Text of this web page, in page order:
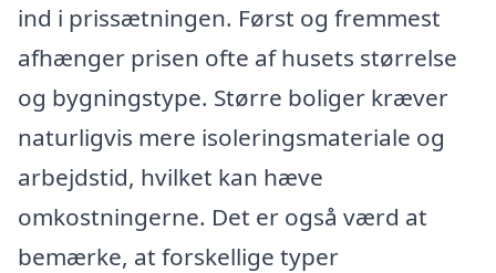
ind i prissætningen. Først og fremmest
afhænger prisen ofte af husets størrelse
og bygningstype. Større boliger kræver
naturligvis mere isoleringsmateriale og
arbejdstid, hvilket kan hæve
omkostningerne. Det er også værd at
bemærke, at forskellige typer